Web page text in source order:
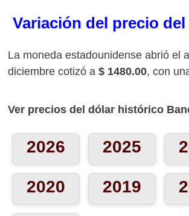
Variación del precio
La moneda estadounidense abrió el
diciembre cotizó a $ 1480.00, con
Ver precios del dólar histórico
2026 2025
2020 2019